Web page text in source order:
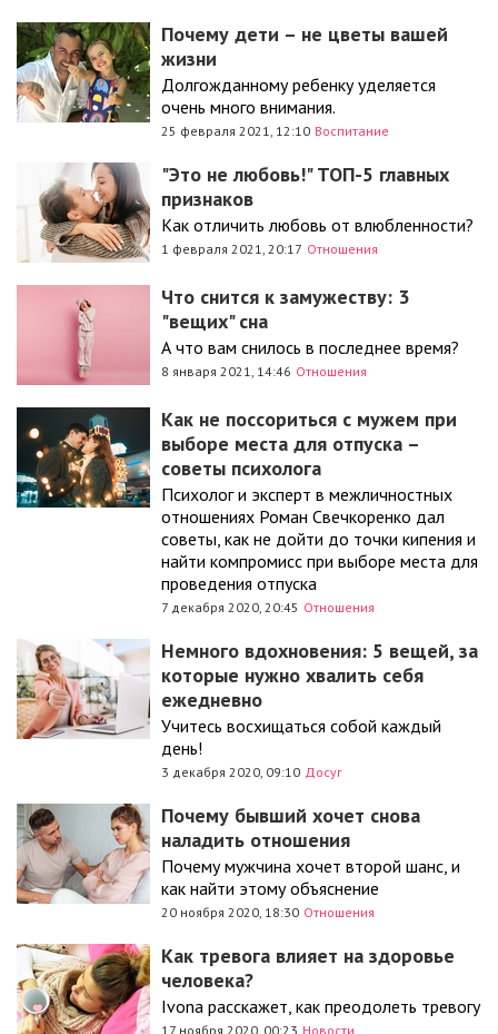
Почему дети – не цветы вашей
жизни
Долгожданному ребенку уделяется
очень много внимания.
25 февраля 2021, 12:10 Воспитание
"Это не любовь!" ТОП-5 главных
признаков
Как отличить любовь от влюбленности?
1 февраля 2021, 20:17 Отношения
Что снится к замужеству: 3
"вещих" сна
А что вам снилось в последнее время?
8 января 2021, 14:46 Отношения
Как не поссориться с мужем при
выборе места для отпуска –
советы психолога
Психолог и эксперт в межличностных
отношениях Роман Свечкоренко дал
советы, как не дойти до точки кипения и
найти компромисс при выборе места для
проведения отпуска
7 декабря 2020, 20:45 Отношения
Немного вдохновения: 5 вещей, за
которые нужно хвалить себя
ежедневно
Учитесь восхищаться собой каждый
день!
3 декабря 2020, 09:10 Досуг
Почему бывший хочет снова
наладить отношения
Почему мужчина хочет второй шанс, и
как найти этому объяснение
20 ноября 2020, 18:30 Отношения
Как тревога влияет на здоровье
человека?
Ivona расскажет, как преодолеть тревогу
17 ноября 2020, 00:23 Новости